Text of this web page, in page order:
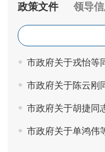
政策文件 领导
市政府关于戎怡等
市政府关于陈云刚
市政府关于胡捷同
市政府关于单鸿伟